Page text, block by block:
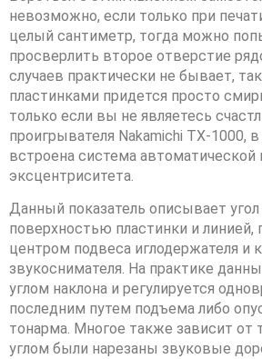
невозможно, если только при
целый сантиметр, тогда можно
просверлить второе отверстие
случаев практически не бывает,
пластинками придется просто
только если вы не являетесь
проигрывателя Nakamichi TX-1000,
встроена система автоматической
эксцентриситета.
Данный показатель описывает
поверхностью пластинки и
центром подвеса иглодержателя и
звукоснимателя. На практике
углом наклона и регулируется
последним путем подъема либо
тонарма. Многое также зависит от
углом были нарезаны звуковые